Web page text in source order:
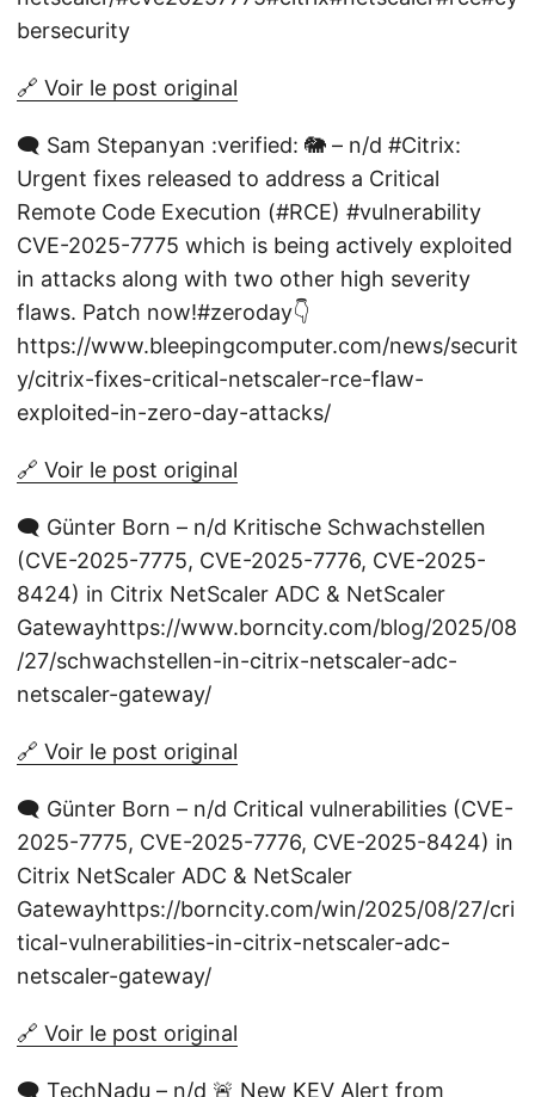
bersecurity
🔗 Voir le post original
🗨️ Sam Stepanyan :verified: 🐘 – n/d #Citrix:
Urgent fixes released to address a Critical
Remote Code Execution (#RCE) #vulnerability
CVE-2025-7775 which is being actively exploited
in attacks along with two other high severity
flaws. Patch now!#zeroday👇
https://www.bleepingcomputer.com/news/securit
y/citrix-fixes-critical-netscaler-rce-flaw-
exploited-in-zero-day-attacks/
🔗 Voir le post original
🗨️ Günter Born – n/d Kritische Schwachstellen
(CVE-2025-7775, CVE-2025-7776, CVE-2025-
8424) in Citrix NetScaler ADC & NetScaler
Gatewayhttps://www.borncity.com/blog/2025/08
/27/schwachstellen-in-citrix-netscaler-adc-
netscaler-gateway/
🔗 Voir le post original
🗨️ Günter Born – n/d Critical vulnerabilities (CVE-
2025-7775, CVE-2025-7776, CVE-2025-8424) in
Citrix NetScaler ADC & NetScaler
Gatewayhttps://borncity.com/win/2025/08/27/cri
tical-vulnerabilities-in-citrix-netscaler-adc-
netscaler-gateway/
🔗 Voir le post original
🗨️ TechNadu – n/d 🚨 New KEV Alert from